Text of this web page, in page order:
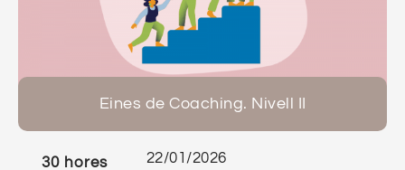
Eines de Coaching. Nivell II
30 hores 22/01/2026